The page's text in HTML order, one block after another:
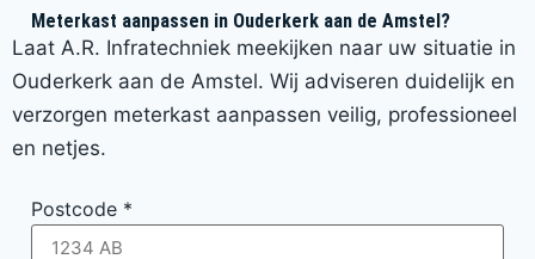
Meterkast aanpassen in Ouderkerk aan de Amstel?
Laat A.R. Infratechniek meekijken naar uw situatie in
Ouderkerk aan de Amstel. Wij adviseren duidelijk en
verzorgen meterkast aanpassen veilig, professioneel
en netjes.
Postcode *